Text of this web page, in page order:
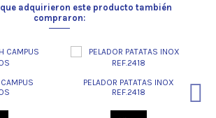
adquirieron este producto también
compraron:
PELADOR PATATAS INOX
REF.2418